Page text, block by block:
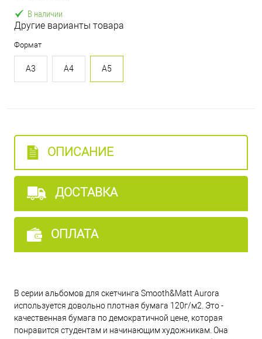
В наличии
Другие варианты товара
Формат
A3 A4 A5
ОПИСАНИЕ
ДОСТАВКА
ОПЛАТА
В серии альбомов для скетчинга Smooth&Matt Aurora
используется довольно плотная бумага 120г/м2. Это -
качественная бумага по демократичной цене, которая
понравится студентам и начинающим художникам. Она